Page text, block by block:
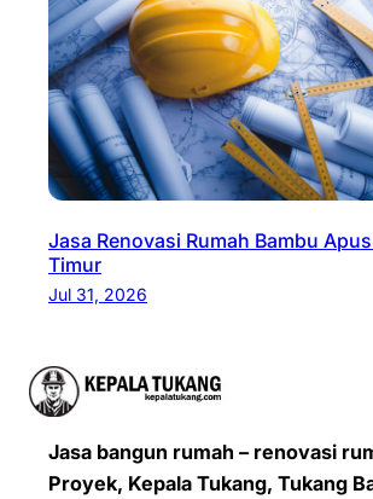
Jasa Renovasi Rumah Bambu
Timur
Jul 31, 2026
Jasa bangun rumah – renovasi
Proyek, Kepala Tukang, Tukang